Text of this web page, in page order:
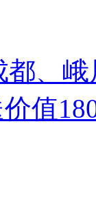
都、
值